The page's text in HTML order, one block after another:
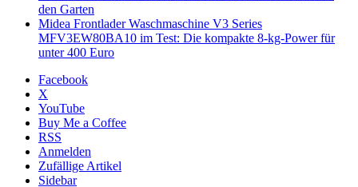
den Garten
Midea Frontlader Waschmaschine V3 Series
MFV3EW80BA10 im Test: Die kompakte 8-kg-Power für
unter 400 Euro
Facebook
X
YouTube
Buy Me a Coffee
RSS
Anmelden
Zufällige Artikel
Sidebar